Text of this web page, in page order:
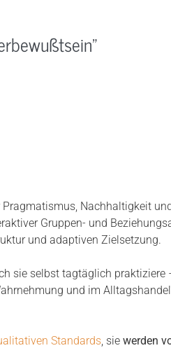
Nachhaltigkeit
Gruppen- und
und adaptiven Zielsetzung.
sie selbst tagtäglich
und im
Standards, sie werden